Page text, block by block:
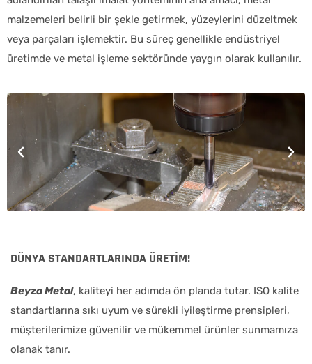
malzemeleri belirli bir şekle getirmek, yüzeylerini düzeltmek
veya parçaları işlemektir. Bu süreç genellikle endüstriyel
üretimde ve metal işleme sektöründe yaygın olarak kullanılır.
DÜNYA STANDARTLARINDA ÜRETİM!
Beyza Metal, kaliteyi her adımda ön planda tutar. ISO kalite
standartlarına sıkı uyum ve sürekli iyileştirme prensipleri,
müşterilerimize güvenilir ve mükemmel ürünler sunmamıza
olanak tanır.